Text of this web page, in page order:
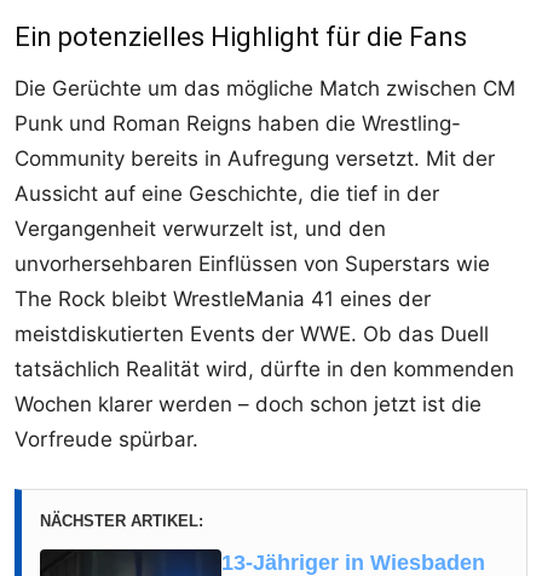
Ein potenzielles Highlight für die Fans
Die Gerüchte um das mögliche Match zwischen CM
Punk und Roman Reigns haben die Wrestling-
Community bereits in Aufregung versetzt. Mit der
Aussicht auf eine Geschichte, die tief in der
Vergangenheit verwurzelt ist, und den
unvorhersehbaren Einflüssen von Superstars wie
The Rock bleibt WrestleMania 41 eines der
meistdiskutierten Events der WWE. Ob das Duell
tatsächlich Realität wird, dürfte in den kommenden
Wochen klarer werden – doch schon jetzt ist die
Vorfreude spürbar.
NÄCHSTER ARTIKEL:
13-Jähriger in Wiesbaden